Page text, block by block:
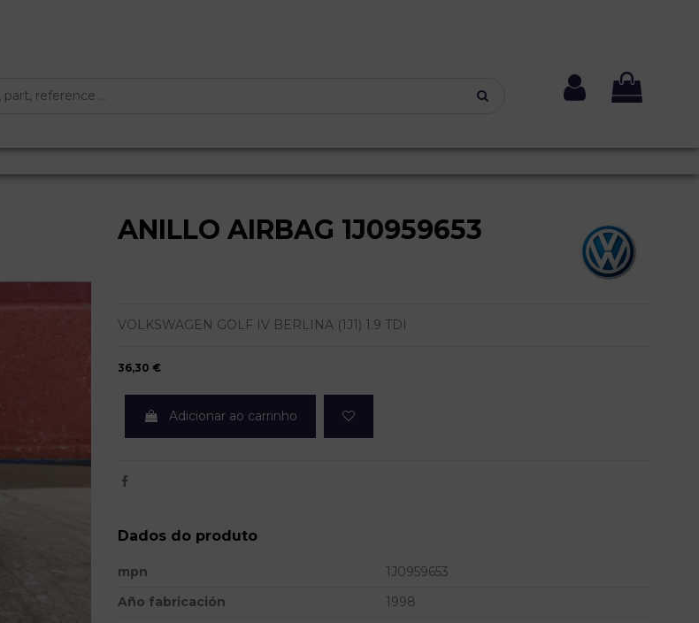
ANILLO AIRBAG 1J0959653
VOLKSWAGEN GOLF IV BERLINA (1J1) 1.9 TDI
36,30 €
Adicionar ao carrinho
Dados do produto
mpn
1J0959653
Año fabricación
1998